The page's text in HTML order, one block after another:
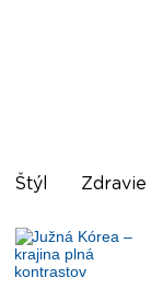
Štýl Zdravie